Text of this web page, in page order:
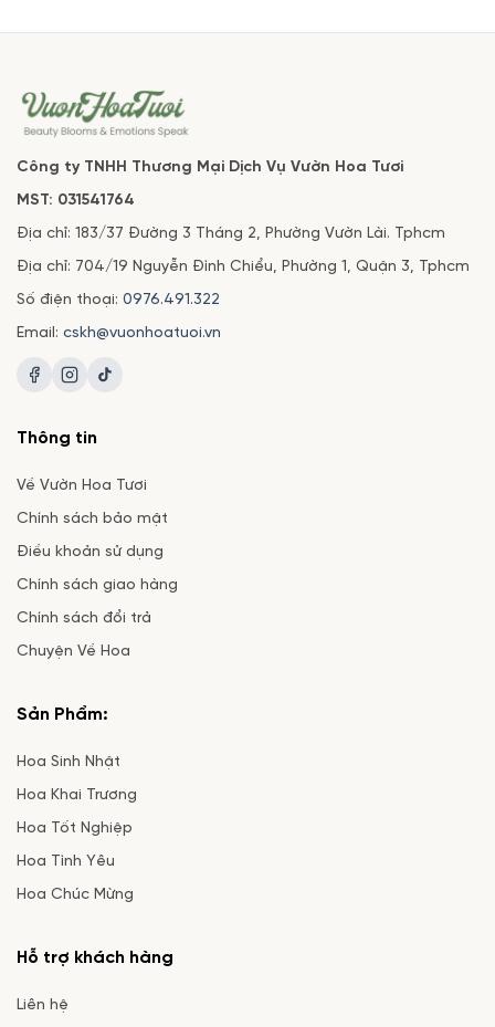
Công ty TNHH Thương Mại Dịch Vụ Vườn Hoa Tươi
MST: 031541764
Địa chỉ: 183/37 Đường 3 Tháng 2, Phường Vườn Lài. Tphcm
Địa chỉ: 704/19 Nguyễn Đình Chiểu, Phường 1, Quận 3, Tphcm
Số điện thoại: 0976.491.322
Email: cskh@vuonhoatuoi.vn
Thông tin
Về Vườn Hoa Tươi
Chính sách bảo mật
Điều khoản sử dụng
Chính sách giao hàng
Chính sách đổi trả
Chuyện Về Hoa
Sản Phẩm:
Hoa Sinh Nhật
Hoa Khai Trương
Hoa Tốt Nghiệp
Hoa Tình Yêu
Hoa Chúc Mừng
Hỗ trợ khách hàng
Liên hệ